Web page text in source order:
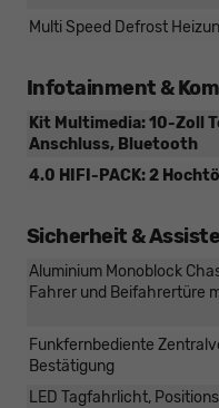
Multi Speed Defrost
Infotainment &
Kit Multimedia: 10-Zoll
Anschluss, Bluetooth
4.0 HIFI-PACK: 2
Sicherheit &
Aluminium Monoblock
Fahrer und Beifahrertüre
Funkfernbediente
Bestätigung
LED Tagfahrlicht,